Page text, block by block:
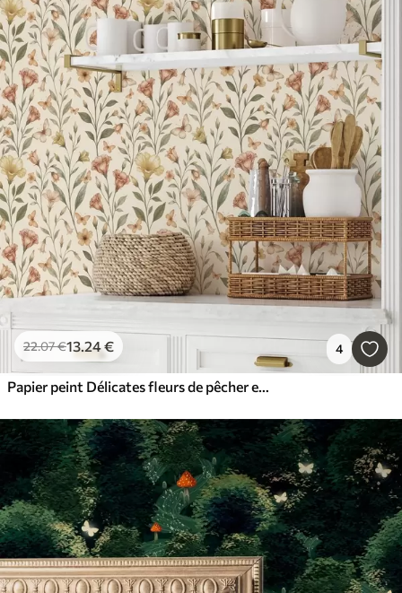
22.07€13.24€ 4
Papier peint Délicates fleurs de pêcher et papillons sur fond crème chaud